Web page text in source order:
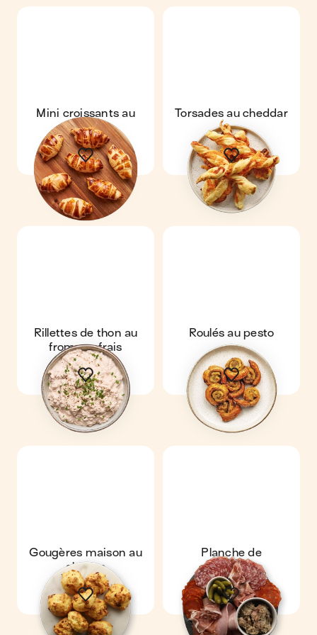
Mini croissants au
jambon
Torsades au cheddar
Rillettes de thon au
fromage frais
Roulés au pesto
Gougères maison au
chorizo
Planche de
charcuterie